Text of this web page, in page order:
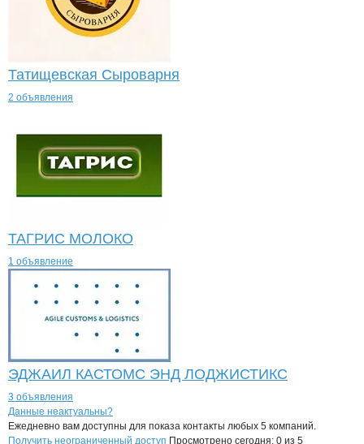
Татищевская Сыроварня
2 объявления
ТАГРИС МОЛОКО
1 объявление
ЭДЖАИЛ КАСТОМС ЭНД ЛОДЖИСТИКС
3 объявления
Контактыкомпании
+7(800)000-00-..
Данные неактуальны?
Ежедневно вам доступны для показа контакты любых 5 компаний.
Получить неограниченный доступ Просмотрено сегодня: 0 из 5